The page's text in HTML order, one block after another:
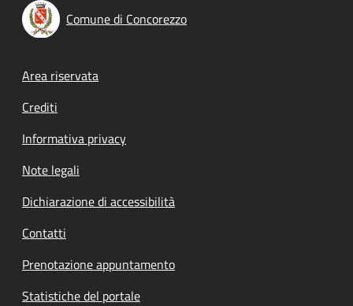
Comune di Concorezzo
Footer menu
Area riservata
Crediti
Informativa privacy
Note legali
Dichiarazione di accessibilità
Contatti
Prenotazione appuntamento
Statistiche del portale